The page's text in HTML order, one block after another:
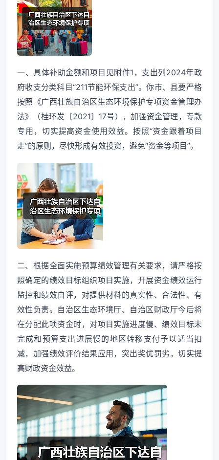
一、具体补助金额和项目见附件1，支出列2024年政
府收支分类科目“211节能环保支出”。你市、县要严格
按照《广西壮族自治区生态环境保护专项资金管理办
法》（桂环发〔2021〕17号），加强资金管理，专款
专用，切实提高资金使用效益。按照“资金跟着项目
走”的原则，尽快形成有效投资，避免“资金等项目”。
二、根据全面实施预算绩效管理有关要求，请严格按
照确定的绩效目标组织项目实施，开展资金绩效运行
监控和绩效自评，对提供材料的真实性、合法性、有
效性负责。自治区生态环境厅、自治区财政厅今后将
在分配此项资金时，对项目实施进度慢、绩效目标未
完成和预算支出进展慢的地区转移支付予以适当扣
减，加强绩效评价结果应用，突出奖优罚劣，切实提
高财政资金效益。